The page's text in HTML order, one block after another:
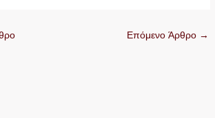
Επόμενο Άρθρο →